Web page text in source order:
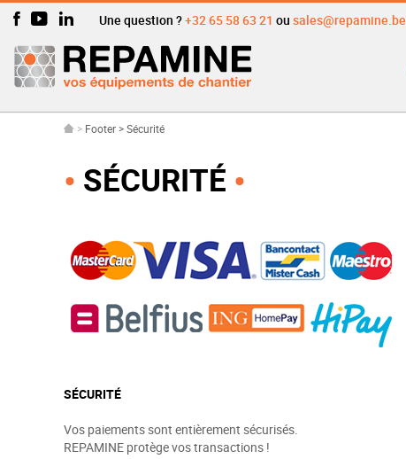
Une question ?+32 65 58 63 21 ou sales@repamine.be
> Footer>Sécurité
SÉCURITÉ
SÉCURITÉ
Vos paiements sont entièrement sécurisés.
REPAMINE protège vos transactions !